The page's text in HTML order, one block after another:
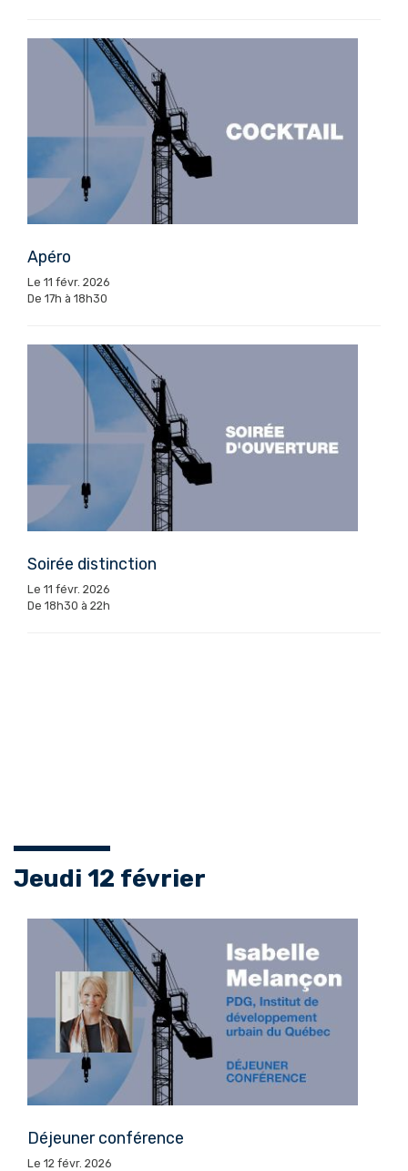
Apéro
Le 11 févr. 2026
De 17h à 18h30
Soirée distinction
Le 11 févr. 2026
De 18h30 à 22h
Jeudi 12 février
Déjeuner conférence
Le 12 févr. 2026